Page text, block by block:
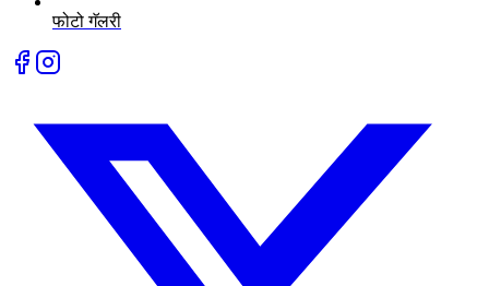
फोटो गॅलरी